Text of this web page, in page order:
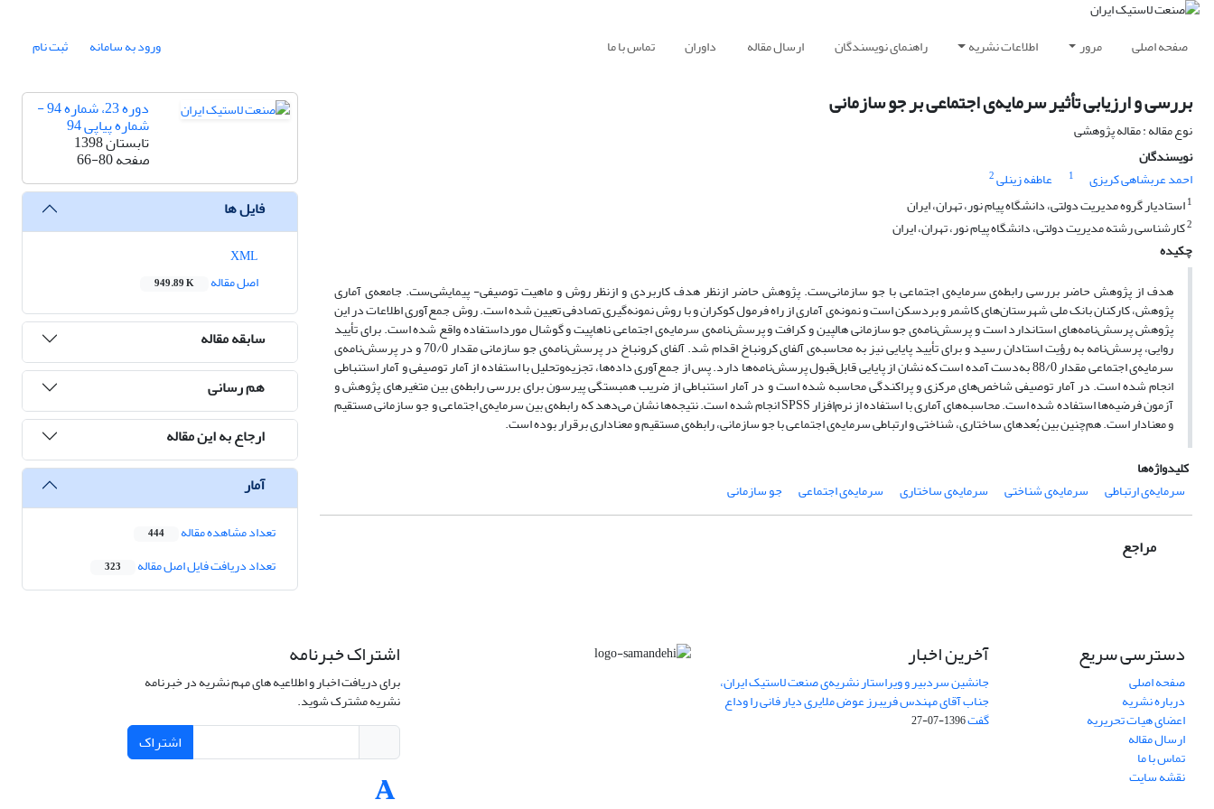
صفحه اصلی مرور اطلاعات نشریه راهنمای نویسندگان ارسال مقاله داوران تماس با ما ورود به سامانه ثبت نام
بررسی و ارزیابی تأثیر سرمایه‌ی اجتماعی بر جو سازمانی
نوع مقاله : مقاله پژوهشی
نویسندگان
احمد عربشاهی کریزی
1 عاطفه زینلی2
1استادیار گروه مدیریت دولتی، دانشگاه پیام نور، تهران، ایران
2کارشناسی رشته مدیریت دولتی، دانشگاه پیام نور، تهران، ایران
چکیده
هدف از پژوهش حاضر بررسی رابطه‌ی سرمایه‌ی اجتماعی با جو سازمانی‌ست. پژوهش حاضر ازنظر هدف کاربردی و ازنظر روش و ماهیت توصیفی- پیمایشی‌ست. جامعه‌ی آماری
پژوهش، کارکنان بانک ملی شهرستان‌های کاشمر و بردسکن است و نمونه‌ی آماری از راه فرمول کوکران و با روش نمونه‌گیری تصادفی تعیین شده است. روش جمع‌آوری اطلاعات در این
پژوهش پرسش‌نامه‌های استاندارد است و پرسش‌نامه‌ی جو سازمانی هالپین و کرافت و پرسش‌نامه‌ی سرمایه‌ی اجتماعی ناهاپیت و گوشال مورداستفاده واقع شده است. برای تأیید
روایی، پرسش‌نامه به رؤیت استادان رسید و برای تأیید پایایی نیز به محاسبه‌ی آلفای کرونباخ اقدام شد. آلفای کرونباخ در پرسش‌نامه‌ی جو سازمانی مقدار 70/0 و در پرسش‌نامه‌ی
سرمایه‌ی اجتماعی مقدار 88/0 به‌دست آمده است که نشان از پایایی قابل‌قبول پرسش‌نامه‌ها دارد. پس از جمع‌آوری داده‌ها، تجزیه‌وتحلیل با استفاده از آمار توصیفی و آمار استنباطی
انجام شده است. در آمار توصیفی شاخص‌های مرکزی و پراکندگی محاسبه شده است و در آمار استنباطی از ضریب همبستگی پیرسون برای بررسی رابطه‌ی بین متغیرهای پژوهش و
آزمون فرضیه‌ها استفاده شده است. محاسبه‌های آماری با استفاده از نرم‌افزار SPSS انجام شده است. نتیجه‌ها نشان می‌دهد که رابطه‌ی بین سرمایه‌ی اجتماعی و جو سازمانی مستقیم
و معنادار است. هم‌چنین بین بُعدهای ساختاری، شناختی و ارتباطی سرمایه‌ی اجتماعی با جو سازمانی، رابطه‌ی مستقیم و معناداری برقرار بوده است.
کلیدواژه‌ها
سرمایه‌ی ارتباطی
سرمایه‌ی شناختی سرمایه‌ی ساختاری سرمایه‌ی اجتماعی جو سازمانی
مراجع
دوره 23، شماره 94 -
شماره پیاپی 94
تابستان 1398
صفحه66-80
فایل ها
اصل مقاله
949.89 K
سابقه مقاله
هم رسانی
ارجاع به این مقاله
آمار
تعداد مشاهده مقاله 444
تعداد دریافت فایل اصل مقاله 323
دسترسی سریع
صفحه اصلی
درباره نشریه
اعضای هیات تحریریه
ارسال مقاله
تماس با ما
نقشه سایت
آخرین اخبار
جانشین سردبیر و ویراستار نشریه‌ی صنعت لاستیک ایران،
جناب آقای مهندس فریبرز عوض ملایری دیار فانی را وداع
گفت1396-07-27
اشتراک خبرنامه
برای دریافت اخبار و اطلاعیه های مهم نشریه در خبرنامه
نشریه مشترک شوید.
اشتراک